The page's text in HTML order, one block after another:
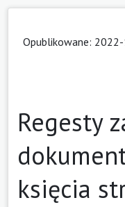
Opublikowane:
Regesty
księcia